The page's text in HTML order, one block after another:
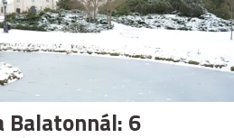
Balatonnál: 6